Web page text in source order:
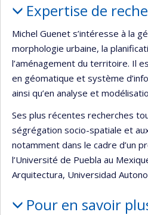
Expertise de
Michel Guenet s’intéresse à la
morphologie urbaine, la
l’aménagement du territoire. Il
en géomatique et système
ainsi qu’en analyse et
Ses plus récentes recherches
ségrégation socio-spatiale et
notamment dans le cadre d’un
l’Université de Puebla au
Arquitectura, Universidad
Pour en savoir